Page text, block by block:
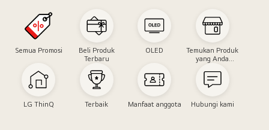
Semua Promosi
Beli Produk
Terbaru
OLED
Temukan Produk
yang Anda
LG ThinQ Terbaik Manfaat anggota Hubungi kami